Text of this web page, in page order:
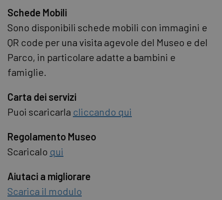
Schede Mobili
Sono disponibili schede mobili con immagini e
QR code per una visita agevole del Museo e del
Parco, in particolare adatte a bambini e
famiglie.
Carta dei servizi
Puoi scaricarla cliccando qui
Regolamento Museo
Scaricalo qui
Aiutaci a migliorare
Scarica il modulo